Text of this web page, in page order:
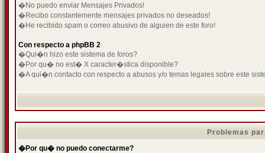
�No puedo enviar Mensajes Privados!
�Recibo constantemente mensajes privados no deseados!
�He recibido spam o correo abusivo de alguien de este foro!
Con respecto a phpBB 2
�Qui�n hizo este sistema de foros?
�Por qu� no est� X caracter�stica disponible?
�A qui�n contacto con respecto a abusos y/o temas legales sobre este
Problemas
�Por qu� no puedo conectarme?